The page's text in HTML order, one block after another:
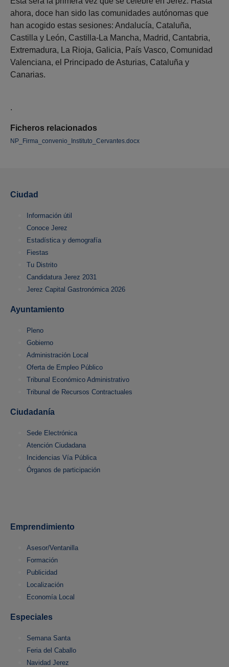
Ficheros relacionados
NP_Firma_convenio_Instituto_Cervantes.docx
ahora, doce han sido las comunidades autónomas que
han acogido estas sesiones: Andalucía, Cataluña,
Castilla y León, Castilla-La Mancha, Madrid, Cantabria,
Extremadura, La Rioja, Galicia, País Vasco, Comunidad
Valenciana, el Principado de Asturias, Cataluña y
Canarias.
.
Ciudad
Información útil
Conoce Jerez
Estadística y demografía
Fiestas
Tu Distrito
Candidatura Jerez 2031
Jerez Capital Gastronómica 2026
Ayuntamiento
Pleno
Gobierno
Administración Local
Oferta de Empleo Público
Tribunal Económico Administrativo
Tribunal de Recursos Contractuales
Ciudadanía
Sede Electrónica
Atención Ciudadana
Incidencias Vía Pública
Órganos de participación
Emprendimiento
Asesor/Ventanilla
Formación
Publicidad
Localización
Economía Local
Especiales
Semana Santa
Feria del Caballo
Navidad Jerez